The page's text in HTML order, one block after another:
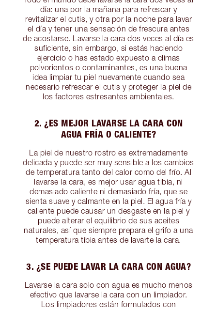
día: una por la mañana para refrescar y
revitalizar el cutis, y otra por la noche para lavar
el día y tener una sensación de frescura antes
de acostarse. Lavarse la cara dos veces al día es
suficiente, sin embargo, si estás haciendo
ejercicio o has estado expuesto a climas
polvorientos o contaminantes, es una buena
idea limpiar tu piel nuevamente cuando sea
necesario refrescar el cutis y proteger la piel de
los factores estresantes ambientales.
2. ¿ES MEJOR LAVARSE LA CARA CON
AGUA FRÍA O CALIENTE?
La piel de nuestro rostro es extremadamente
delicada y puede ser muy sensible a los cambios
de temperatura tanto del calor como del frío. Al
lavarse la cara, es mejor usar agua tibia, ni
demasiado caliente ni demasiado fría, que se
sienta suave y calmante en la piel. El agua fría y
caliente puede causar un desgaste en la piel y
puede alterar el equilibrio de sus aceites
naturales, así que siempre prepara el grifo a una
temperatura tibia antes de lavarte la cara.
3. ¿SE PUEDE LAVAR LA CARA CON AGUA?
Lavarse la cara solo con agua es mucho menos
efectivo que lavarse la cara con un limpiador.
Los limpiadores están formulados con